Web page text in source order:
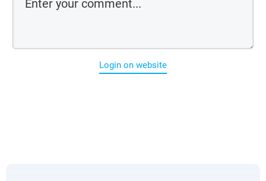
Login on website